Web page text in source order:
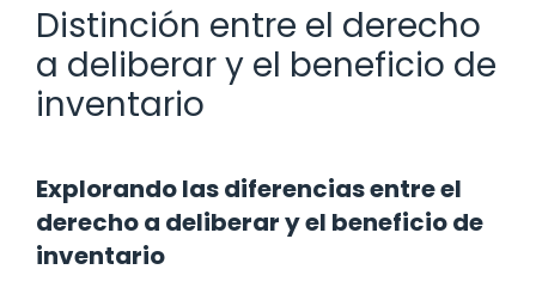
Distinción entre el derecho
a deliberar y el beneficio de
inventario
Explorando las diferencias entre el
derecho a deliberar y el beneficio de
inventario